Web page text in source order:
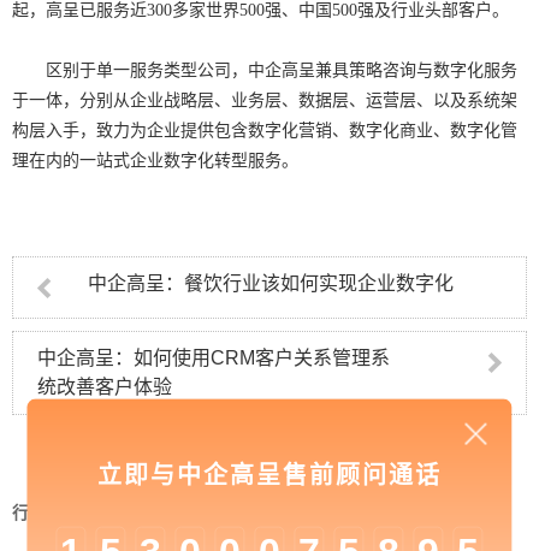
起，高呈已服务近300多家世界500强、中国500强及行业头部客户。
区别于单一服务类型公司，中企高呈兼具策略咨询与数字化服务
于一体，分别从企业战略层、业务层、数据层、运营层、以及系统架
构层入手，致力为企业提供包含数字化营销、数字化商业、数字化管
理在内的一站式企业数字化转型服务。
中企高呈：餐饮行业该如何实现企业数字化
中企高呈：如何使用CRM客户关系管理系
统改善客户体验
行业资讯
业数字化的巨大潜力
立即与中企高呈售前顾问通话